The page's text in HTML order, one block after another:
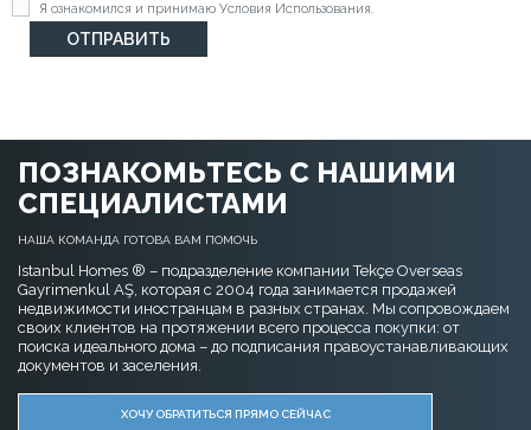
Я ознакомился и принимаю Условия Использования.
ПОЗНАКОМЬТЕСЬ С НАШИМИ
СПЕЦИАЛИСТАМИ
НАША КОМАНДА ГОТОВА ВАМ ПОМОЧЬ
Istanbul Homes ® – подразделение компании Tekçe Overseas
Gayrimenkul AŞ, которая с 2004 года занимается продажей
недвижимости иностранцам в разных странах. Мы сопровождаем
своих клиентов на протяжении всего процесса покупки: от
поиска идеального дома – до подписания правоустанавливающих
документов и заселения.
ХОЧУ ОБРАТИТЬСЯ ПРЯМО СЕЙЧАС